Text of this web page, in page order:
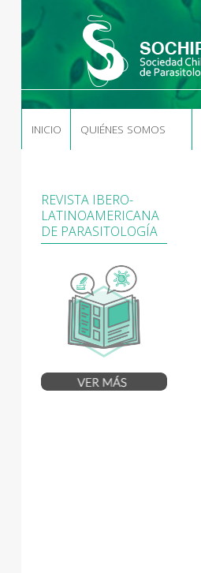
INICIO QUIÉNES SOMOS
REVISTA IBERO-
LATINOAMERICANA
DE PARASITOLOGÍA